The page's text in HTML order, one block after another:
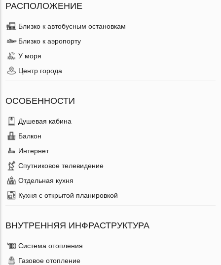
РАСПОЛОЖЕНИЕ
Близко к автобусным остановкам
Близко к аэропорту
У моря
Центр города
ОСОБЕННОСТИ
Душевая кабина
Балкон
Интернет
Спутниковое телевидение
Отдельная кухня
Кухня с открытой планировкой
ВНУТРЕННЯЯ ИНФРАСТРУКТУРА
Система отопления
Газовое отопление